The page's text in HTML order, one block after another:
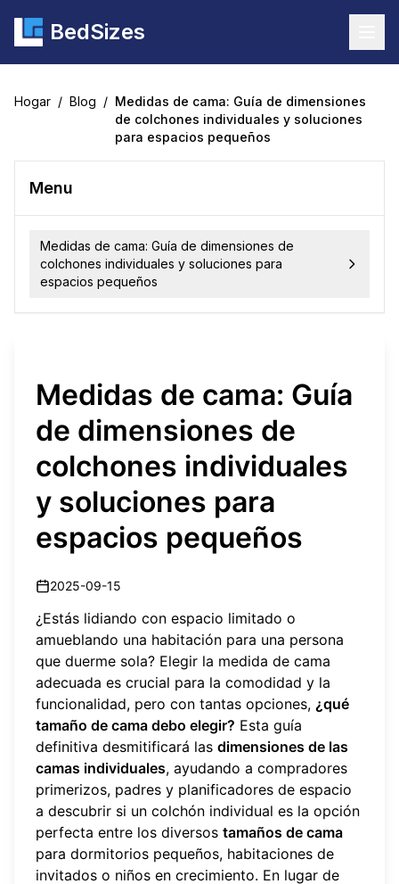
BedSizes
Hogar / Blog / Medidas de cama: Guía de dimensiones
de colchones individuales y soluciones
para espacios pequeños
Menu
Medidas de cama: Guía de dimensiones de
colchones individuales y soluciones para
espacios pequeños
Medidas de cama: Guía
de dimensiones de
colchones individuales
y soluciones para
espacios pequeños
2025-09-15
¿Estás lidiando con espacio limitado o
amueblando una habitación para una persona
que duerme sola? Elegir la medida de cama
adecuada es crucial para la comodidad y la
funcionalidad, pero con tantas opciones, ¿qué
tamaño de cama debo elegir? Esta guía
definitiva desmitificará las dimensiones de las
camas individuales, ayudando a compradores
primerizos, padres y planificadores de espacio
a descubrir si un colchón individual es la opción
perfecta entre los diversos tamaños de cama
para dormitorios pequeños, habitaciones de
invitados o niños en crecimiento. En lugar de